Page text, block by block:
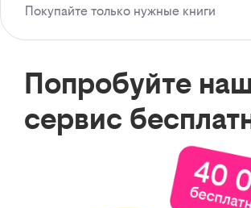
Покупайте только нужные книги
Попробуйте наш
сервис